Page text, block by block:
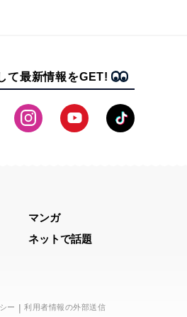
て最新情報をGET!
マンガ
ネットで話題
ー 利用者情報の外部送信